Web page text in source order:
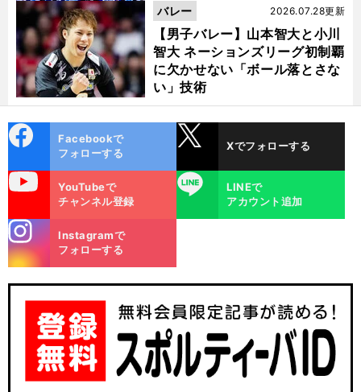
【男子バレー】山本智大と小川
智大 ネーションズリーグ初制覇
に欠かせない「ボール落とさな
い」技術
2026.07.28更新
バレー
ok
Facebookで
フォローする
Xでフォローする
YouTubeで
チャンネル登録
LINE
LINEで
アカウント追加
m
Instagramで
フォローする